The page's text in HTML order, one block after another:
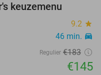
keuzemenu
9.2 star
46 min. directions_car
Regulier €183
€145